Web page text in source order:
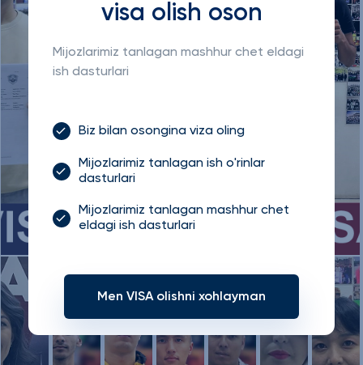
visa olish oson
Mijozlarimiz tanlagan mashhur chet eldagi
ish dasturlari
Biz bilan osongina viza oling
Mijozlarimiz tanlagan ish o'rinlar
dasturlari
Mijozlarimiz tanlagan mashhur chet
eldagi ish dasturlari
Men VISA olishni xohlayman